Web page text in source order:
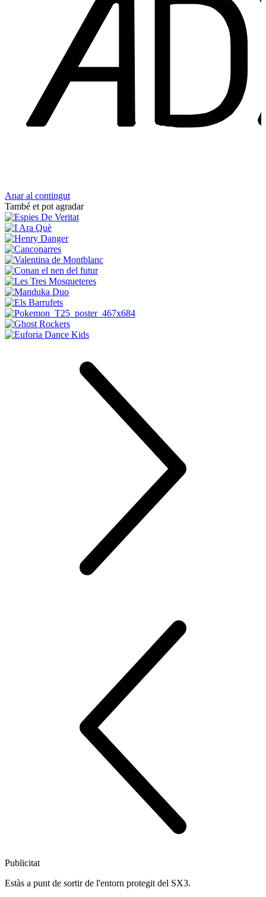
Anar al contingut
També et pot agradar
Publicitat
Estàs a punt de sortir de l'entorn protegit del SX3.